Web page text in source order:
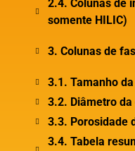
2.4. Colunas de
somente HILIC)
3. Colunas de
3.1. Tamanho
3.2. Diâmetro da
3.3. Porosidade
3.4. Tabela